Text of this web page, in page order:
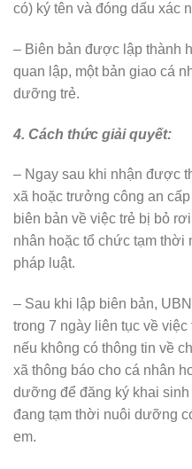
có) ký tên và đóng dấu xác
– Biên bản được lập thành
quan lập, một bản giao cá
dưỡng trẻ.
4. Cách thức giải quyết:
– Ngay sau khi nhận được
xã hoặc trưởng công an
biên bản về việc trẻ bị bỏ
nhân hoặc tổ chức tạm
pháp luật.
– Sau khi lập biên bản,
trong 7 ngày liên tục về
nếu không có thông tin về
xã thông báo cho cá nhân
dưỡng để đăng ký khai
đang tạm thời nuôi dưỡng
em.